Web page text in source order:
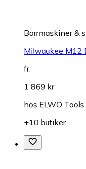
Borrmaskiner &
Milwaukee M12
fr.
1 869 kr
hos ELWO Tools
+10 butiker